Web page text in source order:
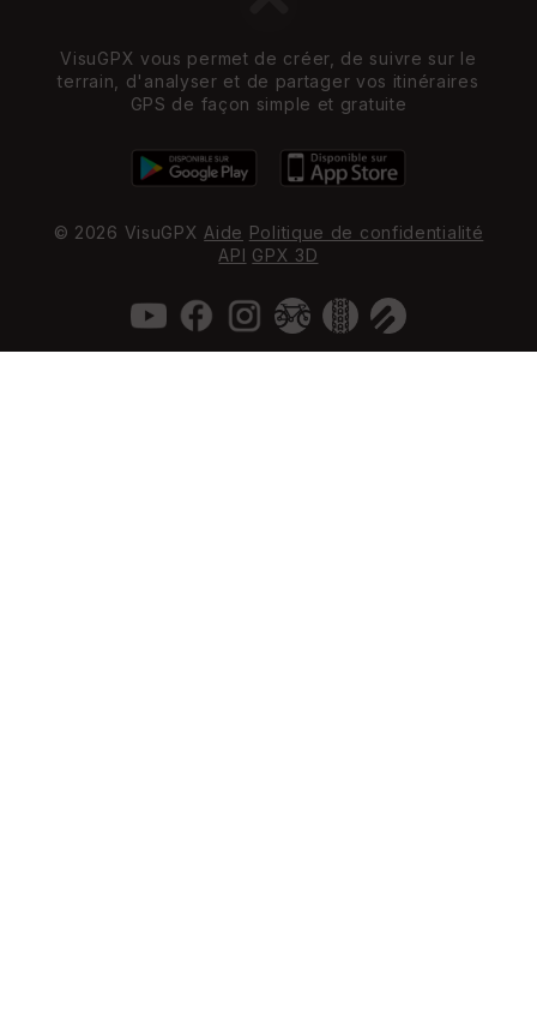
VisuGPX vous permet de créer, de suivre sur le
terrain, d'analyser et de partager vos itinéraires
GPS de façon simple et gratuite
© 2026 VisuGPX Aide Politique de confidentialité
API GPX 3D